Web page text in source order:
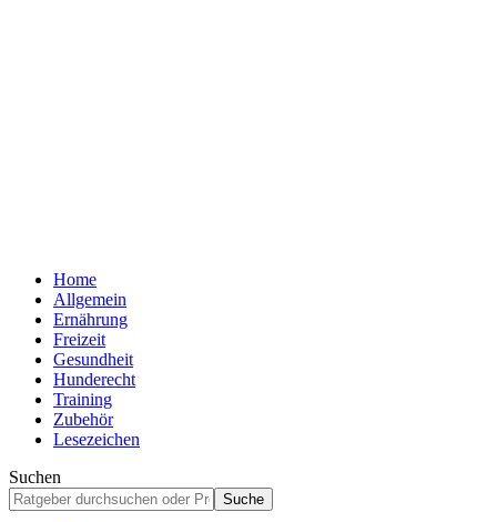
Home
Allgemein
Ernährung
Freizeit
Gesundheit
Hunderecht
Training
Zubehör
Lesezeichen
Suchen